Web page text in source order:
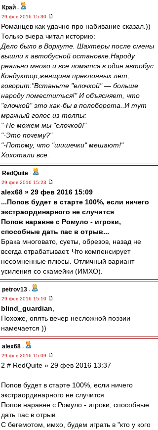
Край -
29 фев 2016 15:30
Романцев как удачно про набивание сказал.))
Только вчера читал историю:
Дело было в Воркуте. Шахтеры после смены
вышли к автобусной остановке.Народу
реально много и все ломятся в один автобус.
Кондуктор,женщина преклонных лет,
говорит:"Встаньте "елочкой" — больше
народу поместиться!" И объясняет, что
"елочкой" это как-бы в полоборота..И тут
мрачный голос из толпы:
"-Не можем мы "елочкой!"
"-Это почему?"
"-Потому, что "шишечки" мешают!"
Хохотали все.
RedQuite -
29 фев 2016 15:23
alex68 » 29 фев 2016 15:09
...Попов будет в старте 100%, если ничего
экстраординарного не случится
Попов наравне с Ромуло - игроки,
способные дать пас в отрыв...
Брака многовато, суеты, обрезов, назад не
всегда отрабатывает. Что компенсирует
несомненные плюсы. Отличный вариант
усиления со скамейки (ИМХО).
petrov13 -
29 фев 2016 15:10
blind_guardian
Похоже, опять вечер несложной поэзии
намечается ))
alex68 -
29 фев 2016 15:09
2 # RedQuite » 29 фев 2016 13:37
Попов будет в старте 100%, если ничего
экстраординарного не случится
Попов наравне с Ромуло - игроки, способные
дать пас в отрыв
С бегемотом, имхо, будем играть в "кто у кого